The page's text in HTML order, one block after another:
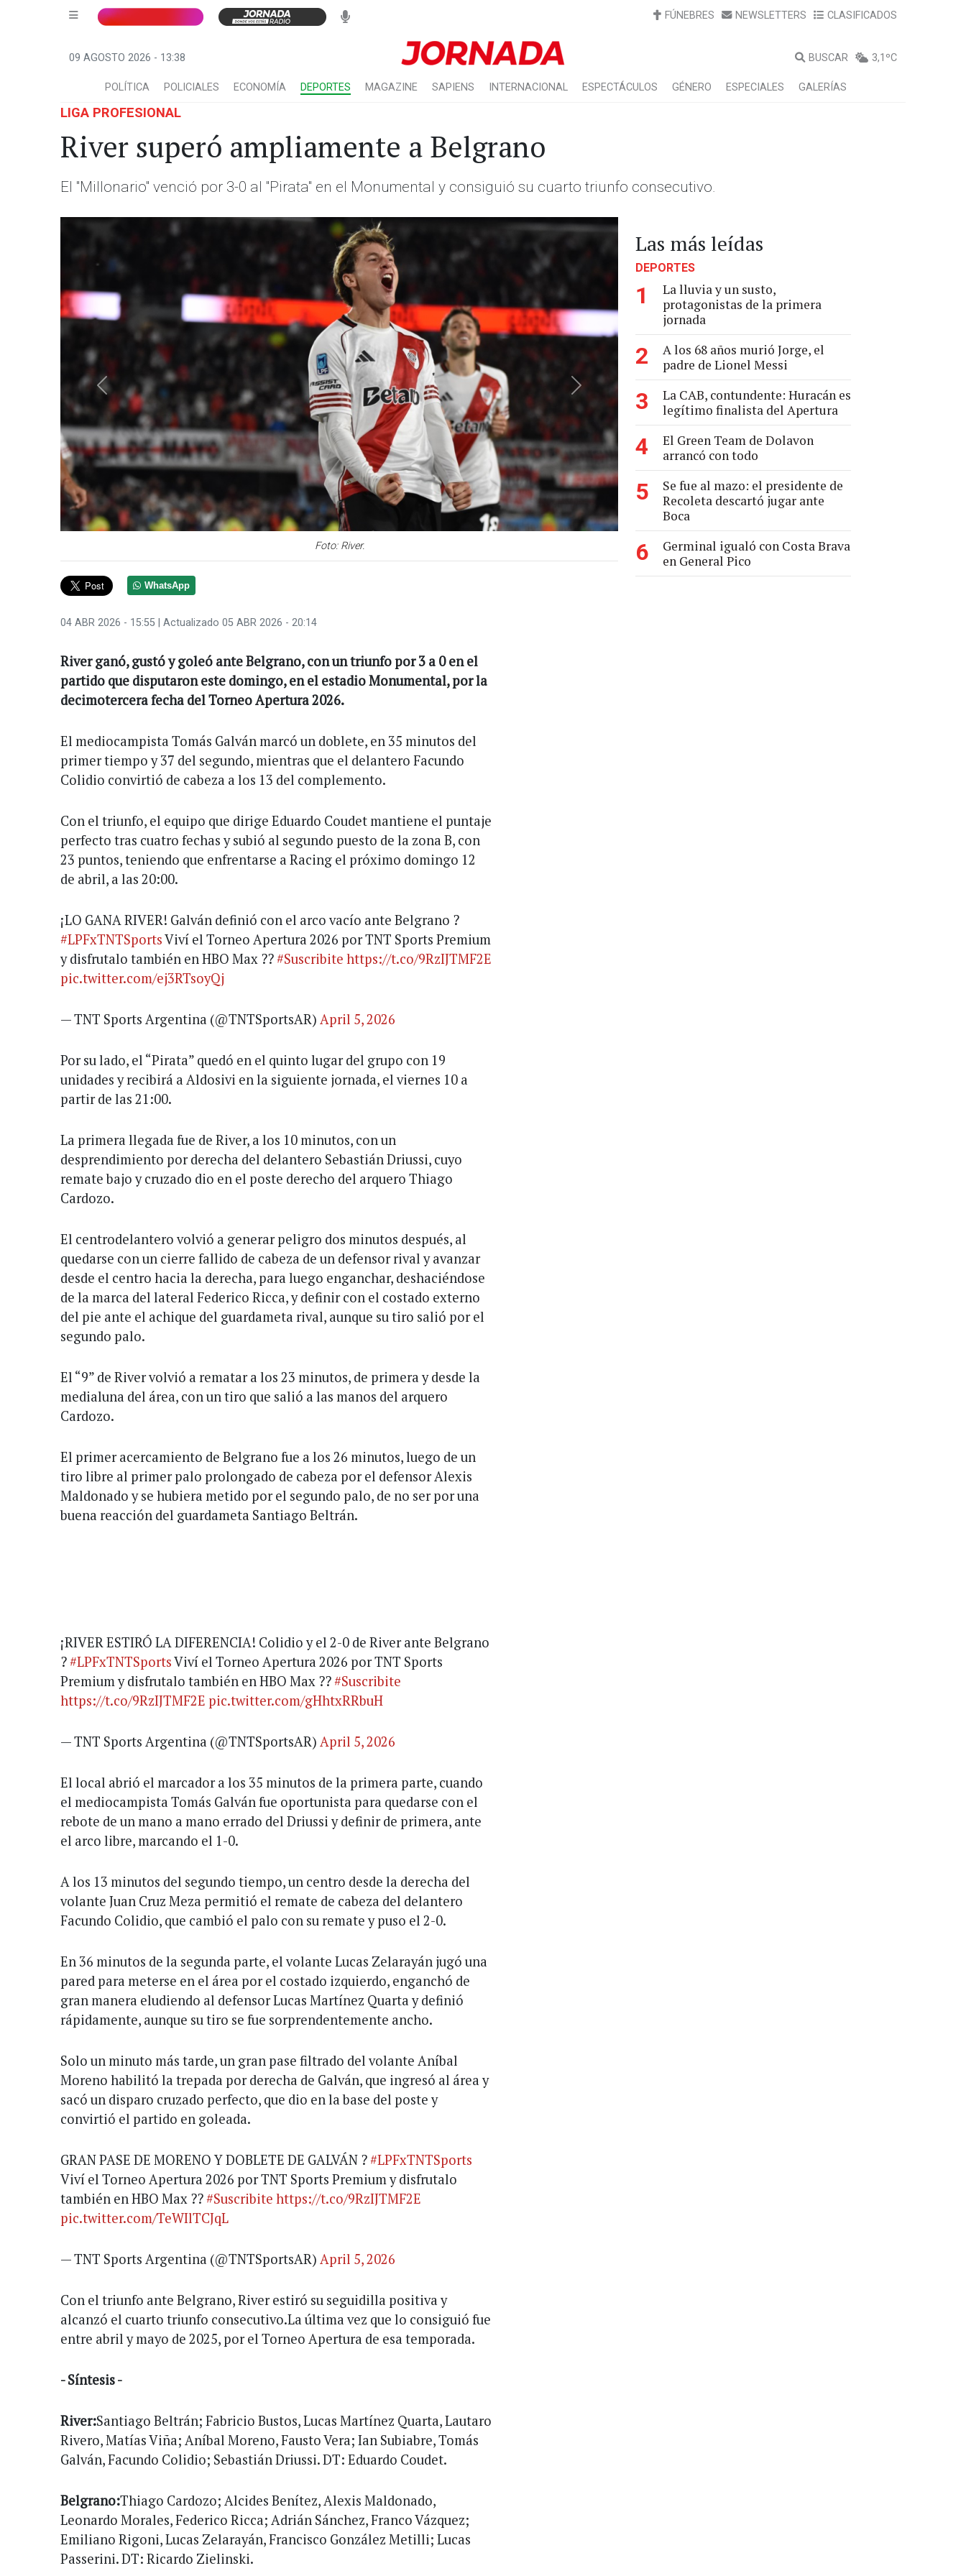
FÚNEBRES NEWSLETTERS CLASIFICADOS
09 AGOSTO 2026 - 13:38 BUSCAR 3,1ºC
POLÍTICA POLICIALES ECONOMÍA DEPORTES MAGAZINE SAPIENS INTERNACIONAL ESPECTÁCULOS GÉNERO ESPECIALES GALERÍAS
LIGA PROFESIONAL
River superó ampliamente a Belgrano
El "Millonario" venció por 3-0 al "Pirata" en el Monumental y consiguió su cuarto triunfo consecutivo.
Foto: River.
Anterior Siguiente
WhatsApp
04 ABR 2026 - 15:55 | Actualizado 05 ABR 2026 - 20:14
River ganó, gustó y goleó ante Belgrano, con un triunfo por 3 a 0 en el
partido que disputaron este domingo, en el estadio Monumental, por la
decimotercera fecha del Torneo Apertura 2026.
El mediocampista Tomás Galván marcó un doblete, en 35 minutos del
primer tiempo y 37 del segundo, mientras que el delantero Facundo
Colidio convirtió de cabeza a los 13 del complemento.
Con el triunfo, el equipo que dirige Eduardo Coudet mantiene el puntaje
perfecto tras cuatro fechas y subió al segundo puesto de la zona B, con
23 puntos, teniendo que enfrentarse a Racing el próximo domingo 12
de abril, a las 20:00.
¡LO GANA RIVER! Galván definió con el arco vacío ante Belgrano ?
#LPFxTNTSportsViví el Torneo Apertura 2026 por TNT Sports Premium
y disfrutalo también en HBO Max ??#Suscribite https://t.co/9RzIJTMF2E
pic.twitter.com/ej3RTsoyQj
— TNT Sports Argentina (@TNTSportsAR) April 5, 2026
Por su lado, el “Pirata” quedó en el quinto lugar del grupo con 19
unidades y recibirá a Aldosivi en la siguiente jornada, el viernes 10 a
partir de las 21:00.
La primera llegada fue de River, a los 10 minutos, con un
desprendimiento por derecha del delantero Sebastián Driussi, cuyo
remate bajo y cruzado dio en el poste derecho del arquero Thiago
Cardozo.
El centrodelantero volvió a generar peligro dos minutos después, al
quedarse con un cierre fallido de cabeza de un defensor rival y avanzar
desde el centro hacia la derecha, para luego enganchar, deshaciéndose
de la marca del lateral Federico Ricca, y definir con el costado externo
del pie ante el achique del guardameta rival, aunque su tiro salió por el
segundo palo.
El “9” de River volvió a rematar a los 23 minutos, de primera y desde la
medialuna del área, con un tiro que salió a las manos del arquero
Cardozo.
El primer acercamiento de Belgrano fue a los 26 minutos, luego de un
tiro libre al primer palo prolongado de cabeza por el defensor Alexis
Maldonado y se hubiera metido por el segundo palo, de no ser por una
buena reacción del guardameta Santiago Beltrán.
¡RIVER ESTIRÓ LA DIFERENCIA! Colidio y el 2-0 de River ante Belgrano
?#LPFxTNTSportsViví el Torneo Apertura 2026 por TNT Sports
Premium y disfrutalo también en HBO Max ??#Suscribite
https://t.co/9RzIJTMF2E pic.twitter.com/gHhtxRRbuH
— TNT Sports Argentina (@TNTSportsAR) April 5, 2026
El local abrió el marcador a los 35 minutos de la primera parte, cuando
el mediocampista Tomás Galván fue oportunista para quedarse con el
rebote de un mano a mano errado del Driussi y definir de primera, ante
el arco libre, marcando el 1-0.
A los 13 minutos del segundo tiempo, un centro desde la derecha del
volante Juan Cruz Meza permitió el remate de cabeza del delantero
Facundo Colidio, que cambió el palo con su remate y puso el 2-0.
En 36 minutos de la segunda parte, el volante Lucas Zelarayán jugó una
pared para meterse en el área por el costado izquierdo, enganchó de
gran manera eludiendo al defensor Lucas Martínez Quarta y definió
rápidamente, aunque su tiro se fue sorprendentemente ancho.
Solo un minuto más tarde, un gran pase filtrado del volante Aníbal
Moreno habilitó la trepada por derecha de Galván, que ingresó al área y
sacó un disparo cruzado perfecto, que dio en la base del poste y
convirtió el partido en goleada.
GRAN PASE DE MORENO Y DOBLETE DE GALVÁN ?#LPFxTNTSports
Viví el Torneo Apertura 2026 por TNT Sports Premium y disfrutalo
también en HBO Max ??#Suscribite https://t.co/9RzIJTMF2E
pic.twitter.com/TeWIlTCJqL
— TNT Sports Argentina (@TNTSportsAR) April 5, 2026
Con el triunfo ante Belgrano, River estiró su seguidilla positiva y
alcanzó el cuarto triunfo consecutivo.La última vez que lo consiguió fue
entre abril y mayo de 2025, por el Torneo Apertura de esa temporada.
- Síntesis -
River:Santiago Beltrán; Fabricio Bustos, Lucas Martínez Quarta, Lautaro
Rivero, Matías Viña; Aníbal Moreno, Fausto Vera; Ian Subiabre, Tomás
Galván, Facundo Colidio; Sebastián Driussi. DT: Eduardo Coudet.
Belgrano:Thiago Cardozo; Alcides Benítez, Alexis Maldonado,
Leonardo Morales, Federico Ricca; Adrián Sánchez, Franco Vázquez;
Emiliano Rigoni, Lucas Zelarayán, Francisco González Metilli; Lucas
Passerini. DT: Ricardo Zielinski.
Las más leídas
DEPORTES
1
La lluvia y un susto,
protagonistas de la primera
jornada
2
A los 68 años murió Jorge, el
padre de Lionel Messi
3
La CAB, contundente: Huracán es
legítimo finalista del Apertura
4
El Green Team de Dolavon
arrancó con todo
5
Se fue al mazo: el presidente de
Recoleta descartó jugar ante
Boca
6
Germinal igualó con Costa Brava
en General Pico